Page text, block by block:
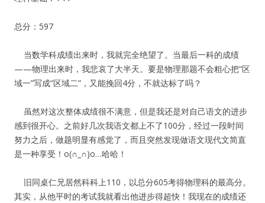
总分：597
当数学科成绩出来时，我就完全绝望了。当最后一科的成绩
——物理出来时，我悲哀了大半天。要是物理那题不会粗心把“区
域一”写成“区域二”，又能挽回4分，不就达标了吗？
虽然对这次整体成绩很不满意，但是我还是对自己语文的进步
感到很开心。之前好几次我语文都上不了100分，经过一段时间
努力之后，做题明显有感觉了，而且突然发现做语文现代文简直
是一种享受！o(∩_∩)o…哈哈！
旧同桌仁兄居然科科上110，以总分605考得物理科的最高分。
其实，从他平时的考试我就看出他进步得超快！我现在的成绩还